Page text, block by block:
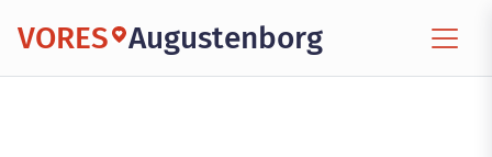
VORES Augustenborg